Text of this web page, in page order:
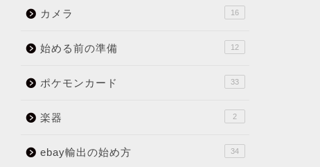
カメラ 16
始める前の準備 12
ポケモンカード 33
楽器 2
ebay輸出の始め方 34